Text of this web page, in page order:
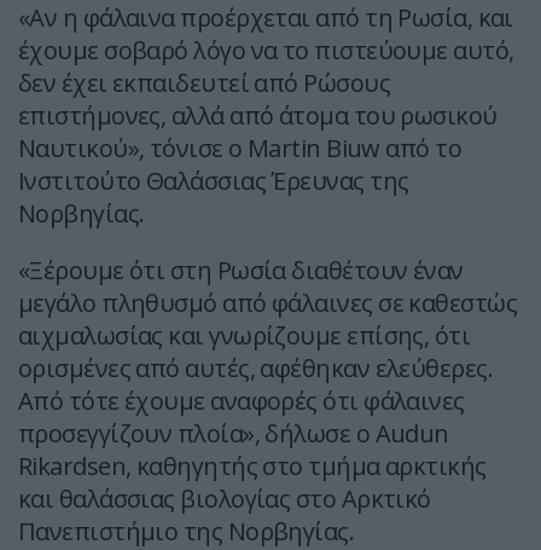
«Αν η φάλαινα προέρχεται από τη Ρωσία, και
έχουμε σοβαρό λόγο να το πιστεύουμε αυτό,
δεν έχει εκπαιδευτεί από Ρώσους
επιστήμονες, αλλά από άτομα του ρωσικού
Ναυτικού», τόνισε ο Martin Biuw από το
Ινστιτούτο Θαλάσσιας Έρευνας της
Νορβηγίας.
«Ξέρουμε ότι στη Ρωσία διαθέτουν έναν
μεγάλο πληθυσμό από φάλαινες σε καθεστώς
αιχμαλωσίας και γνωρίζουμε επίσης, ότι
ορισμένες από αυτές, αφέθηκαν ελεύθερες.
Από τότε έχουμε αναφορές ότι φάλαινες
προσεγγίζουν πλοία», δήλωσε ο Audun
Rikardsen, καθηγητής στο τμήμα αρκτικής
και θαλάσσιας βιολογίας στο Αρκτικό
Πανεπιστήμιο της Νορβηγίας.